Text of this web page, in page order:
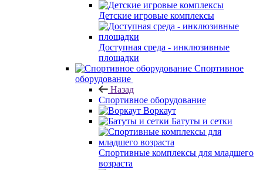
Детские игровые комплексы
Доступная среда - инклюзивные
площадки
Спортивное
оборудование
Назад
Спортивное оборудование
Воркаут
Батуты и сетки
Спортивные комплексы для младшего
возраста